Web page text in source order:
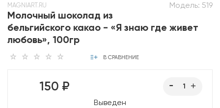
Модель: 519
MAGNIART.RU
Молочный шоколад из
бельгийского какао - «Я знаю где живет
любовь», 100гр
В СРАВНЕНИЕ
150 ₽
Выведен